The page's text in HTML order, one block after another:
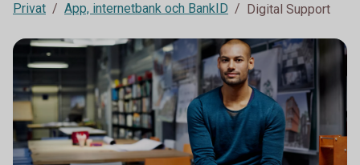
Privat App, internetbank och BankID Digital Support